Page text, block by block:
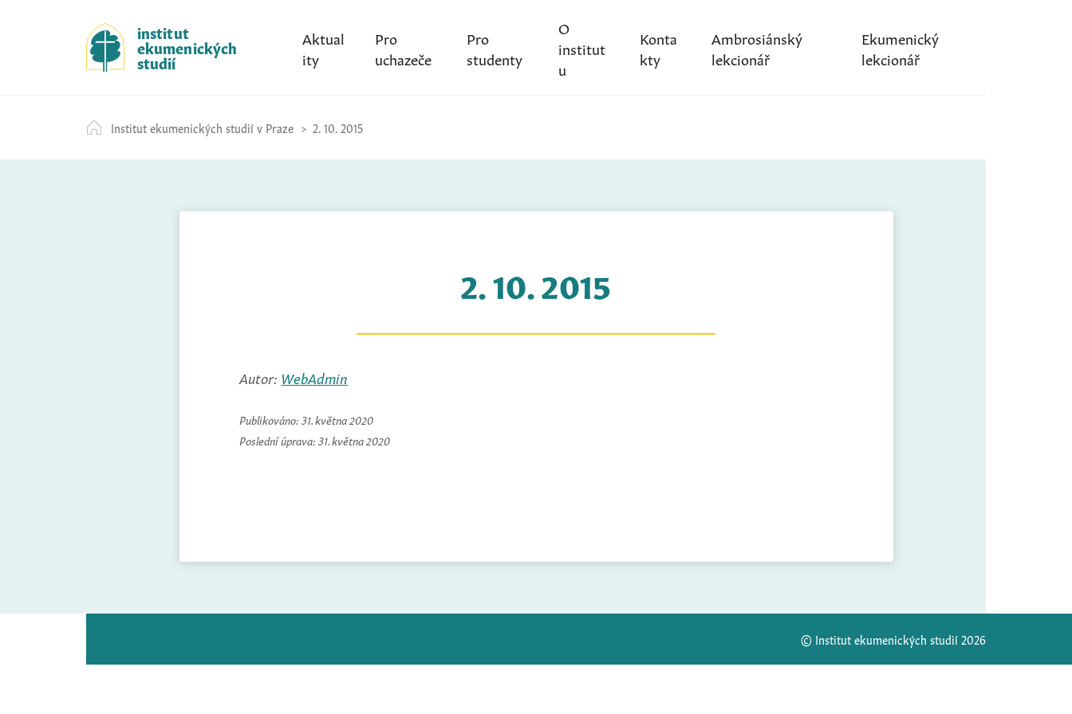
k
i
p
t
c
o
institut
ekumenických
studií
Aktual
ity
Pro
uchazeče
Pro
studenty
O
institut
u
Konta
kty
Ambrosiánský
lekcionář
Ekumenický
lekcionář
Institut ekumenických studií v Praze 2. 10. 2015
2. 10. 2015
Autor: WebAdmin
Publikováno: 31. května 2020
Poslední úprava: 31. května 2020
© Institut ekumenických studií 2026